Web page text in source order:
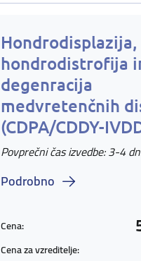
Hondrodisplazija,
hondrodistrofija
degenracija
medvretenčnih
(CDPA/CDDY-
Povprečni čas izvedbe: 3-4
Podrobno
Cena:
Cena za vzreditelje: